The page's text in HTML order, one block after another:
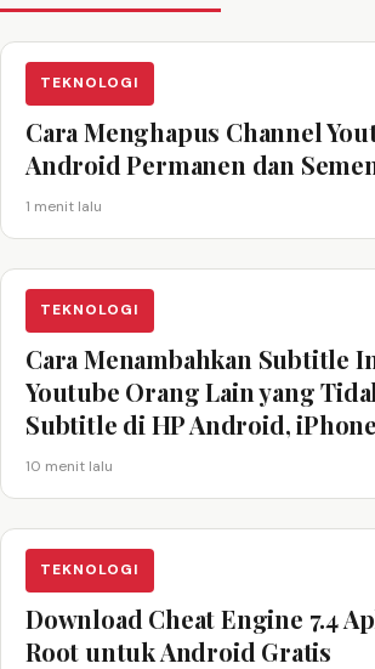
TEKNOLOGI
Cara Menghapus Channel
Android Permanen dan
1 menit lalu
TEKNOLOGI
Cara Menambahkan Subtitle
Youtube Orang Lain yang
Subtitle di HP Android,
10 menit lalu
TEKNOLOGI
Download Cheat Engine 7.4
Root untuk Android Gratis